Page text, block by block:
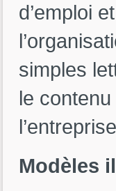
d’emploi
simples
le
Modèles